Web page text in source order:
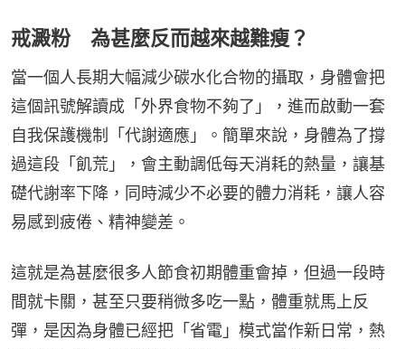
戒澱粉 為甚麼反而越來越難瘦？
當一個人長期大幅減少碳水化合物的攝取，身體會把
這個訊號解讀成「外界食物不夠了」，進而啟動一套
自我保護機制「代謝適應」。簡單來說，身體為了撐
過這段「飢荒」，會主動調低每天消耗的熱量，讓基
礎代謝率下降，同時減少不必要的體力消耗，讓人容
易感到疲倦、精神變差。
這就是為甚麼很多人節食初期體重會掉，但過一段時
間就卡關，甚至只要稍微多吃一點，體重就馬上反
彈，是因為身體已經把「省電」模式當作新日常，熱